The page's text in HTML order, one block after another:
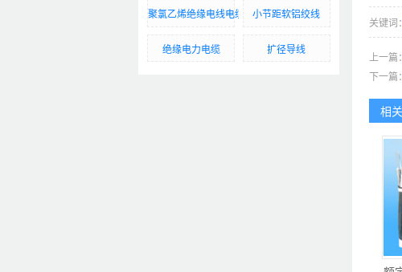
聚氯乙烯绝缘电线电缆 小节距软铝绞线
绝缘电力电缆 扩径导线
关键词：
上一篇：
下一篇：
相